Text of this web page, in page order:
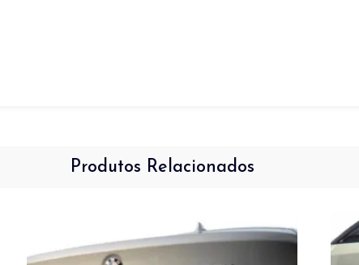
Produtos Relacionados